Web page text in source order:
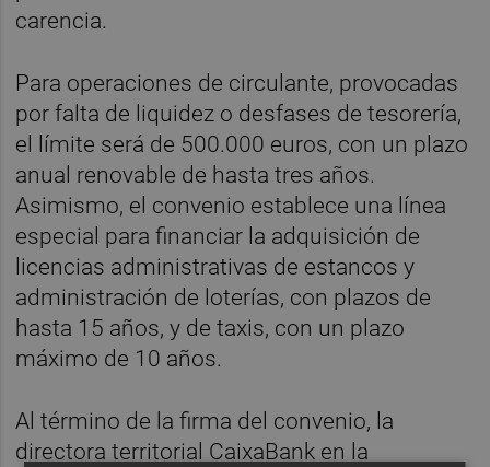
carencia.
Para operaciones de circulante, provocadas
por falta de liquidez o desfases de tesorería,
el límite será de 500.000 euros, con un plazo
anual renovable de hasta tres años.
Asimismo, el convenio establece una línea
especial para financiar la adquisición de
licencias administrativas de estancos y
administración de loterías, con plazos de
hasta 15 años, y de taxis, con un plazo
máximo de 10 años.
Al término de la firma del convenio, la
directora territorial CaixaBank en la